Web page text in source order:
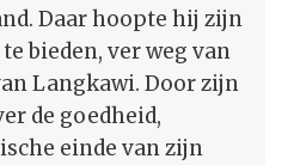
Daar hoopte hij zijn
bieden, ver weg van
Langkawi. Door zijn
de goedheid,
einde van zijn